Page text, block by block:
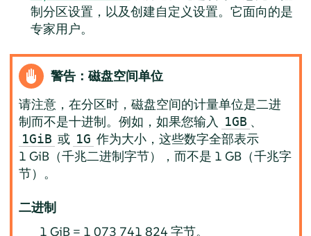
制分区设置，以及创建自定义设置。它面向的是
专家用户。
警告：磁盘空间单位
请注意，在分区时，磁盘空间的计量单位是二进
制而不是十进制。例如，如果您输入
1GB 、
1GiB 或 1G 作为大小，这些数字全部表示
1 GiB（千兆二进制字节），而不是 1 GB（千兆字
节）。
二进制
1 GiB = 1 073 741 824 字节。